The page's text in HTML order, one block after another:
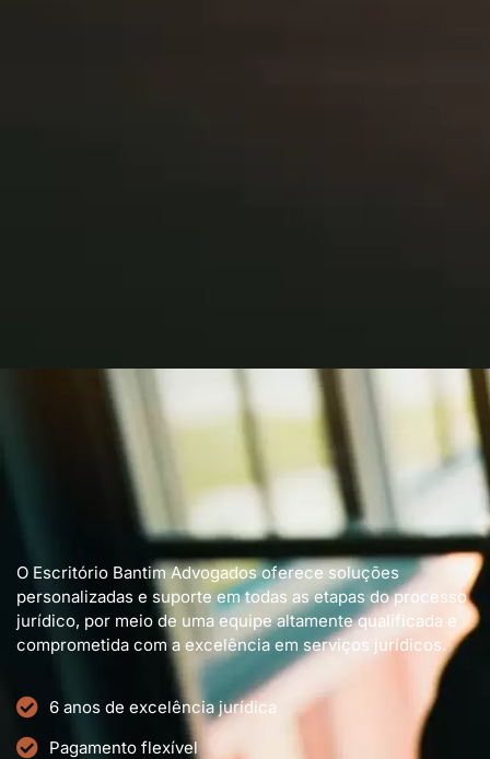
O Escritório Bantim Advogados oferece soluções
personalizadas e suporte em todas as etapas do processo
jurídico, por meio de uma equipe altamente qualificada e
comprometida com a excelência em serviços jurídicos.
6 anos de excelência jurídica
Pagamento flexível